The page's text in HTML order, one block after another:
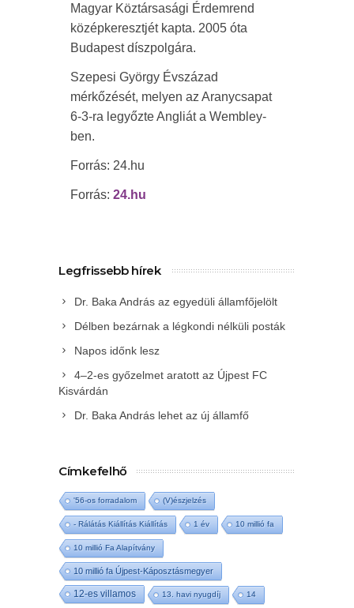
Magyar Köztársasági Érdemrend
középkeresztjét kapta. 2005 óta
Budapest díszpolgára.
Szepesi György Évszázad
mérkőzését, melyen az Aranycsapat
6-3-ra legyőzte Angliát a Wembley-
ben.
Forrás: 24.hu
Forrás: 24.hu
Legfrissebb hírek
Dr. Baka András az egyedüli államfőjelölt
Délben bezárnak a légkondi nélküli posták
Napos időnk lesz
4–2-es győzelmet aratott az Újpest FC
Kisvárdán
Dr. Baka András lehet az új államfő
Címkefelhő
'56-os forradalom (V)észjelzés
- Rálátás Kiállítás Kiállítás 1 év 10 millió fa
10 millió Fa Alapítvány
10 millió fa Újpest-Káposztásmegyer
12-es villamos 13. havi nyugdíj 14